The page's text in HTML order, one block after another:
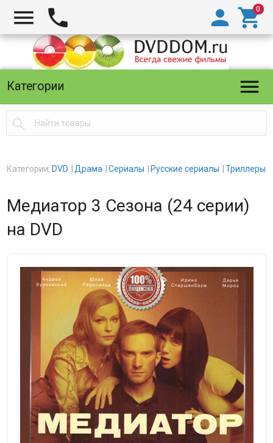
  

Категории 

Категории: DVD Драма Сериалы Русские сериалы Триллеры
Медиатор 3 Сезона (24 серии)
на DVD